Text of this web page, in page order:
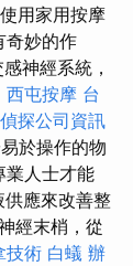
用家用按摩
奇妙的作
神經系統，
西屯按摩 台
偵探公司資訊
於操作的物
業人士才能
應來改善整
經末梢，從
技術 白蟻 辦